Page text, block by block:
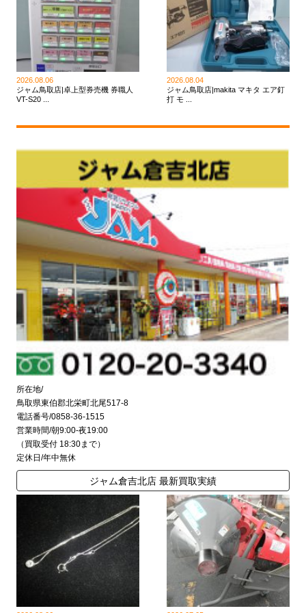
2026.08.06
ジャム鳥取店|卓上型券売機 券職人
VT-S20 ...
2026.08.04
ジャム鳥取店|makita マキタ エア釘
打 モ ...
所在地/
鳥取県東伯郡北栄町北尾517-8
電話番号/0858-36-1515
営業時間/朝9:00-夜19:00
（買取受付 18:30まで）
定休日/年中無休
ジャム倉吉北店 最新買取実績